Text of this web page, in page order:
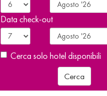
Data check-out
Cerca solo hotel disponibili
Cerca